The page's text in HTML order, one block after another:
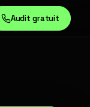
Audit gratuit